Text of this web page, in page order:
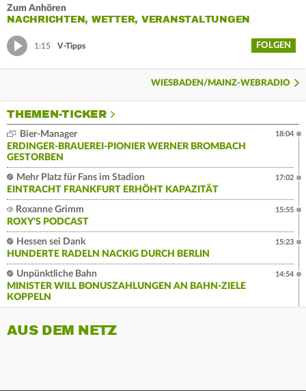
Zum Anhören
NACHRICHTEN, WETTER, VERANSTALTUNGEN
1:15 V-Tipps FOLGEN
WIESBADEN/MAINZ-WEBRADIO
THEMEN-TICKER
Bier-Manager
ERDINGER-BRAUEREI-PIONIER WERNER BROMBACH
GESTORBEN
18:04
Mehr Platz für Fans im Stadion
EINTRACHT FRANKFURT ERHÖHT KAPAZITÄT
17:02
Roxanne Grimm
ROXY'S PODCAST
15:55
Hessen sei Dank
HUNDERTE RADELN NACKIG DURCH BERLIN
15:23
Unpünktliche Bahn
MINISTER WILL BONUSZAHLUNGEN AN BAHN-ZIELE
KOPPELN
14:54
AUS DEM NETZ